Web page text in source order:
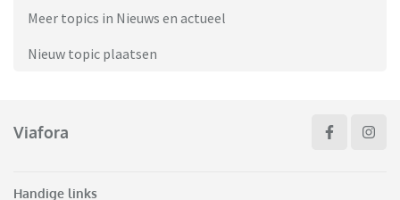
Meer topics in Nieuws en actueel
Nieuw topic plaatsen
Viafora
Handige links